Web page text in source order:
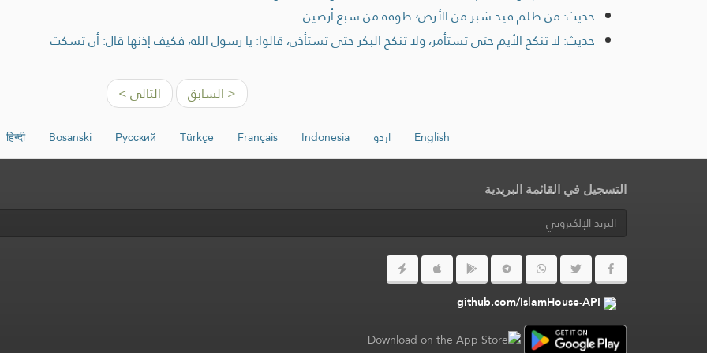
حديث: من ظلم قيد شبر من الأرض؛ طوقه من سبع أرضين
حديث: لا تنكح الأيم حتى تستأمر، ولا تنكح البكر حتى تستأذن، قالوا: يا رسول الله، فكيف إذنها قال: أن تسكت
< السابق التالي >
English اردو Indonesia
Français
Türkçe
Русский
Bosanski
हिन्दी
التسجيل في القائمة البريدية
github.com/IslamHouse-API